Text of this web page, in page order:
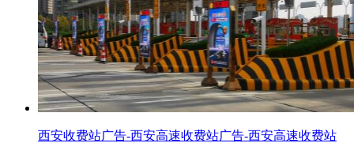
西安收费站广告-西安高速收费站广告-西安高速收费站